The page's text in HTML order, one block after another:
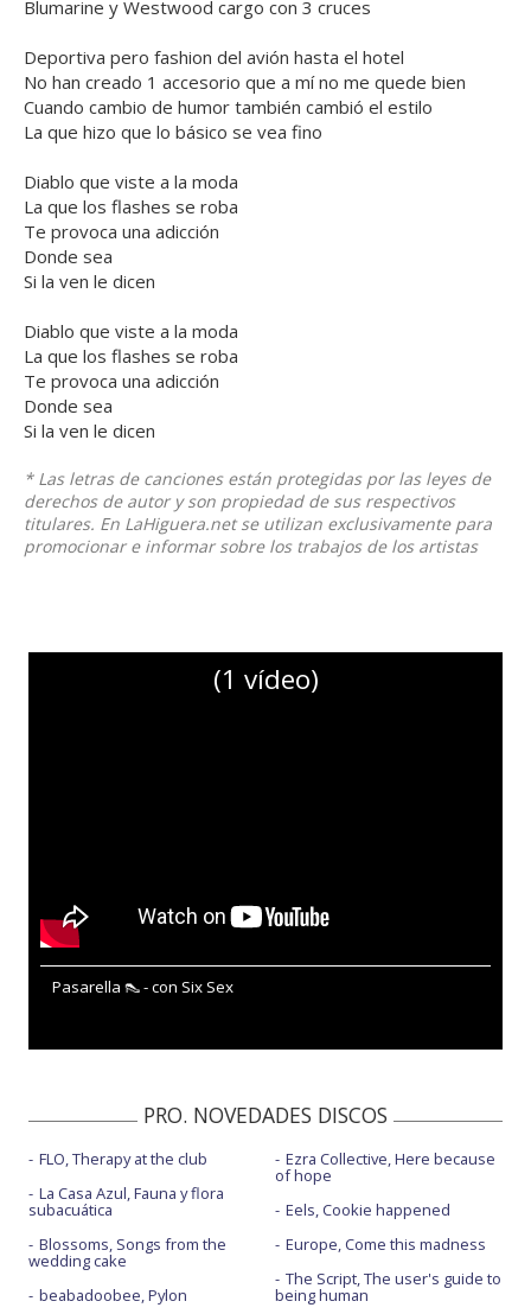
Blumarine y Westwood cargo con 3 cruces
Deportiva pero fashion del avión hasta el hotel
No han creado 1 accesorio que a mí no me quede bien
Cuando cambio de humor también cambió el estilo
La que hizo que lo básico se vea fino
Diablo que viste a la moda
La que los flashes se roba
Te provoca una adicción
Donde sea
Si la ven le dicen
Diablo que viste a la moda
La que los flashes se roba
Te provoca una adicción
Donde sea
Si la ven le dicen
* Las letras de canciones están protegidas por las leyes de
derechos de autor y son propiedad de sus respectivos
titulares. En LaHiguera.net se utilizan exclusivamente para
promocionar e informar sobre los trabajos de los artistas
(1 vídeo)
Pasarella 👠 - con Six Sex
PRO. NOVEDADES DISCOS
FLO, Therapy at the club
La Casa Azul, Fauna y flora
subacuática
Blossoms, Songs from the
wedding cake
beabadoobee, Pylon
Ezra Collective, Here because
of hope
Eels, Cookie happened
Europe, Come this madness
The Script, The user's guide to
being human